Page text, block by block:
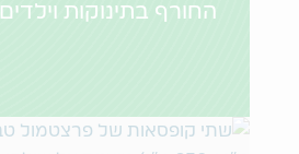
החורף בתינוקות וילדים